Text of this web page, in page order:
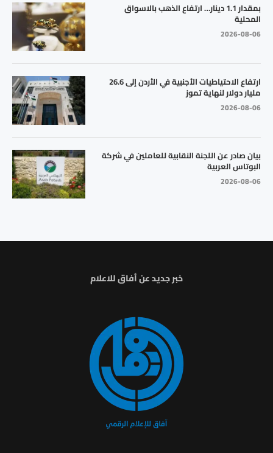
بمقدار 1.1 دينار… ارتفاع الذهب بالاسواق
المحلية
2026-08-06
ارتفاع الاحتياطيات الأجنبية في الأردن إلى 26.6
مليار دولار لنهاية تموز
2026-08-06
بيان صادر عن اللجنة النقابية للعاملين في شركة
البوتاس العربية
2026-08-06
خبر جديد عن أفاق للاعلام